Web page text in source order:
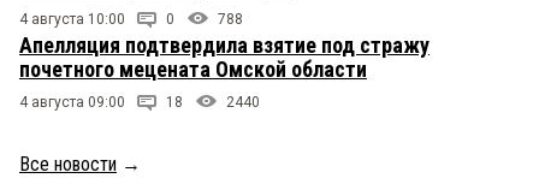
4 августа 10:00 0 788
Апелляция подтвердила взятие под стражу
почетного мецената Омской области
4 августа 09:00 18 2440
Все новости →